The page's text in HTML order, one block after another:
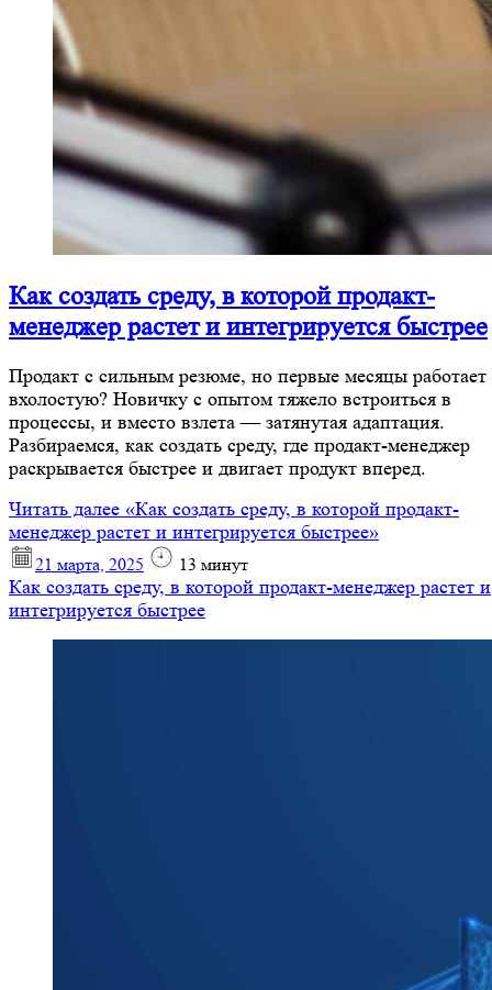
Как создать среду, в которой продакт-
менеджер растет и интегрируется быстрее
Продакт с сильным резюме, но первые месяцы работает
вхолостую? Новичку с опытом тяжело встроиться в
процессы, и вместо взлета — затянутая адаптация.
Разбираемся, как создать среду, где продакт-менеджер
раскрывается быстрее и двигает продукт вперед.
Читать далее «Как создать среду, в которой продакт-
менеджер растет и интегрируется быстрее»
21 марта, 2025 13 минут
Как создать среду, в которой продакт-менеджер растет и
интегрируется быстрее